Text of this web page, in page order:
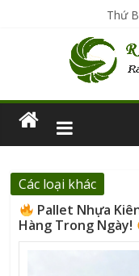
Thứ
Các loại khác
Pallet Nhựa
Hàng Trong Ngày!